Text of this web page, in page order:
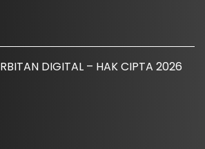
DIGITAL – HAK CIPTA 2026